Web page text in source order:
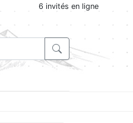
6 invités en ligne